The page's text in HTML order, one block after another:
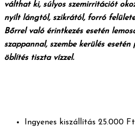
válthat ki, súlyos szemirritációt
nyílt lángtól, szikrától, forró
Bőrrel való érintkezés esetén
szappannal, szembe kerülés
öblítés tiszta vízzel.
Ingyenes kiszállítás 25.000